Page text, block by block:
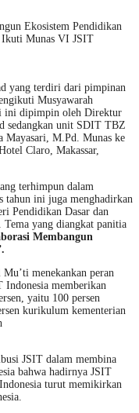
Ekosistem Pendidikan
Munas VI JSIT
yang terdiri dari pimpinan
Musyawarah
ini dipimpin oleh Direktur
sedangkan unit SDIT TBZ
M.Pd. Munas ke
Claro, Makassar,
terhimpun dalam
tahun ini juga menghadirkan
Pendidikan Dasar dan
yang diangkat panitia
Membangun
menekankan peran
Indonesia memberikan
yaitu 100 persen
kurikulum kementerian
JSIT dalam membina
bahwa hadirnya JSIT
turut memikirkan